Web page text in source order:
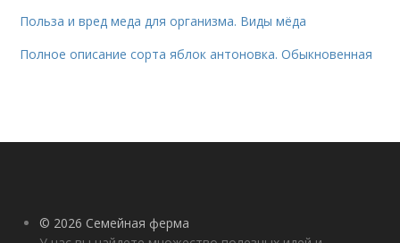
Польза и вред меда для организма. Виды мёда
Полное описание сорта яблок антоновка. Обыкновенная
© 2026 Семейная ферма